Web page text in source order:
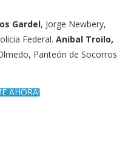
Gardel, Jorge Newbery,
Federal. Anibal Troilo,
Panteón de Socorros
AHORA!